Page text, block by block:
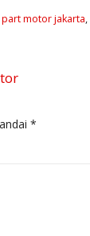
motor jakarta,
*